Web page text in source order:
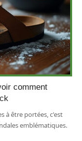
comment
à être portées, c'est
emblématiques.